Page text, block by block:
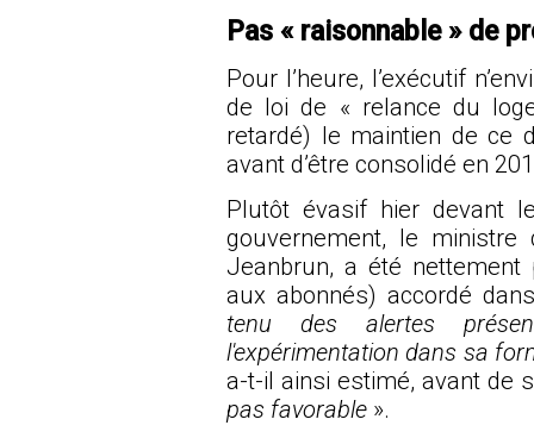
Pas « raisonnable » de
Pour l’heure, l’exécutif
de loi de « relance du
retardé) le maintien de ce
avant d’être consolidé en
Plutôt évasif hier devant
gouvernement, le
Jeanbrun, a été
aux abonnés) accordé
tenu des alertes
l'expérimentation dans sa
a-t-il ainsi estimé, avant de
pas favorable ».